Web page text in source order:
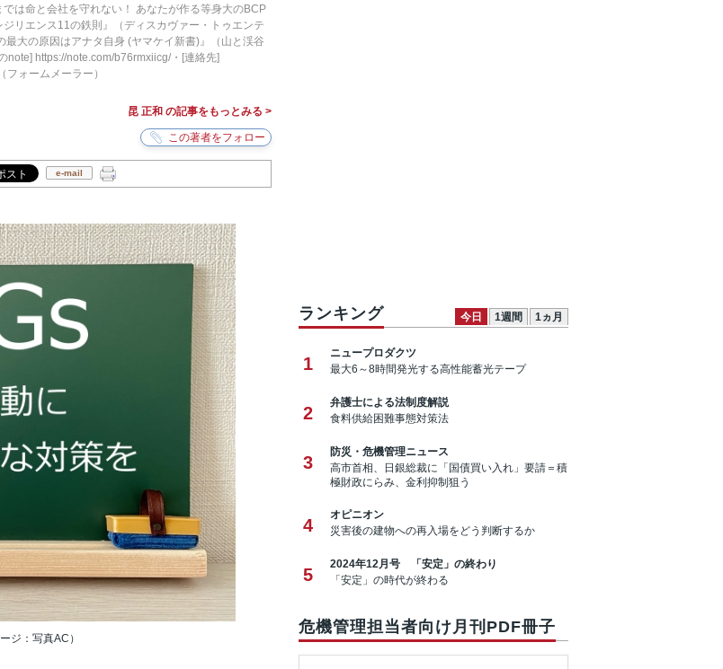
は命と会社を守れない！ あなたが作る等身大のBCP
リエンス11の鉄則』（ディスカヴァー・トゥエンテ
最大の原因はアナタ自身 (ヤマケイ新書)』（山と渓谷
note] https://note.com/b76rmxiicg/・[連絡先]
ォームメーラー）
昆 正和 の記事をもっとみる >
e-mail
ジ：写真AC）
ランキング 今日 1週間 1ヵ月
1
ニュープロダクツ
最大6～8時間発光する高性能蓄光テープ
2
弁護士による法制度解説
食料供給困難事態対策法
3
防災・危機管理ニュース
高市首相、日銀総裁に「国債買い入れ」要請＝積
極財政にらみ、金利抑制狙う
4
オピニオン
災害後の建物への再入場をどう判断するか
5
2024年12月号 「安定」の終わり
「安定」の時代が終わる
危機管理担当者向け月刊PDF冊子